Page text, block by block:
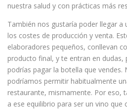
nuestra salud y con prácticas más
También nos gustaría poder llegar a
los costes de producción y venta.
elaboradores pequeños, conllevan
producto final, y te entran en
podrías pagar la botella que
podríamos permitir habitualmente
restaurante, mismamente. Por eso,
a ese equilibrio para ser un vino que